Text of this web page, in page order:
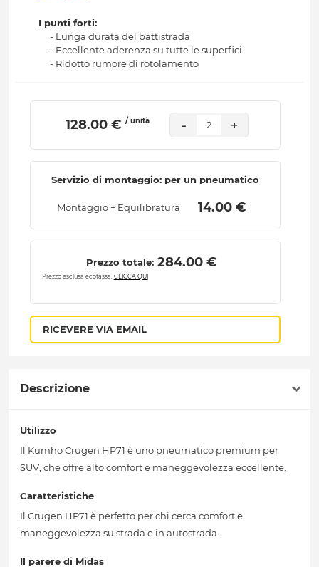
I punti forti:
- Lunga durata del battistrada
- Eccellente aderenza su tutte le superfici
- Ridotto rumore di rotolamento
128.00 € / unità - 2 +
Servizio di montaggio: per un pneumatico
Montaggio + Equilibratura 14.00 €
Prezzo totale: 284.00 €
Prezzo esclusa ecotassa. CLICCA QUI
RICEVERE VIA EMAIL
Descrizione
Utilizzo
Il Kumho Crugen HP71 è uno pneumatico premium per
SUV, che offre alto comfort e maneggevolezza eccellente.
Caratteristiche
Il Crugen HP71 è perfetto per chi cerca comfort e
maneggevolezza su strada e in autostrada.
Il parere di Midas